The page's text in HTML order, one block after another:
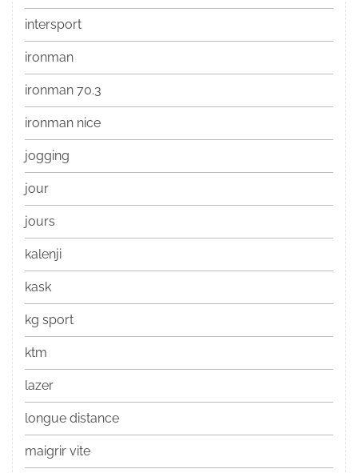
intersport
ironman
ironman 70.3
ironman nice
jogging
jour
jours
kalenji
kask
kg sport
ktm
lazer
longue distance
maigrir vite